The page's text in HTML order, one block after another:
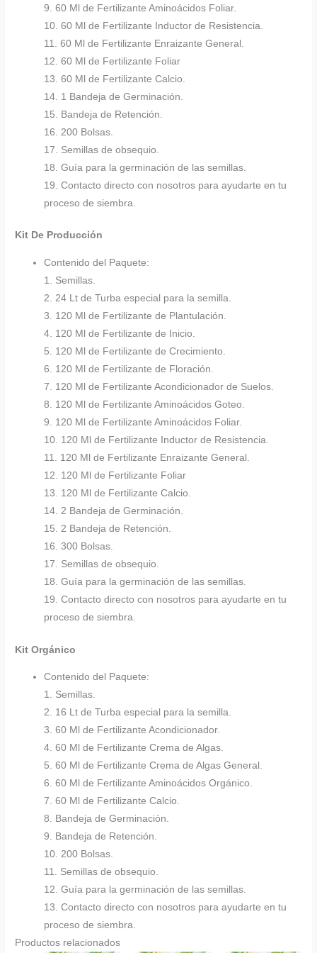
9. 60 Ml de Fertilizante Aminoácidos Foliar.
10. 60 Ml de Fertilizante Inductor de Resistencia.
11. 60 Ml de Fertilizante Enraizante General.
12. 60 Ml de Fertilizante Foliar
13. 60 Ml de Fertilizante Calcio.
14. 1 Bandeja de Germinación.
15. Bandeja de Retención.
16. 200 Bolsas.
17. Semillas de obsequio.
18. Guía para la germinación de las semillas.
19. Contacto directo con nosotros para ayudarte en tu
proceso de siembra.
Kit De Producción
Contenido del Paquete:
1. Semillas.
2. 24 Lt de Turba especial para la semilla.
3. 120 Ml de Fertilizante de Plantulación.
4. 120 Ml de Fertilizante de Inicio.
5. 120 Ml de Fertilizante de Crecimiento.
6. 120 Ml de Fertilizante de Floración.
7. 120 Ml de Fertilizante Acondicionador de Suelos.
8. 120 Ml de Fertilizante Aminoácidos Goteo.
9. 120 Ml de Fertilizante Aminoácidos Foliar.
10. 120 Ml de Fertilizante Inductor de Resistencia.
11. 120 Ml de Fertilizante Enraizante General.
12. 120 Ml de Fertilizante Foliar
13. 120 Ml de Fertilizante Calcio.
14. 2 Bandeja de Germinación.
15. 2 Bandeja de Retención.
16. 300 Bolsas.
17. Semillas de obsequio.
18. Guía para la germinación de las semillas.
19. Contacto directo con nosotros para ayudarte en tu
proceso de siembra.
Kit Orgánico
Contenido del Paquete:
1. Semillas.
2. 16 Lt de Turba especial para la semilla.
3. 60 Ml de Fertilizante Acondicionador.
4. 60 Ml de Fertilizante Crema de Algas.
5. 60 Ml de Fertilizante Crema de Algas General.
6. 60 Ml de Fertilizante Aminoácidos Orgánico.
7. 60 Ml de Fertilizante Calcio.
8. Bandeja de Germinación.
9. Bandeja de Retención.
10. 200 Bolsas.
11. Semillas de obsequio.
12. Guía para la germinación de las semillas.
13. Contacto directo con nosotros para ayudarte en tu
proceso de siembra.
Productos relacionados